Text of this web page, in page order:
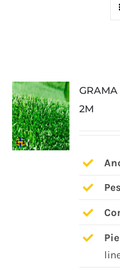
GRAMA
2M